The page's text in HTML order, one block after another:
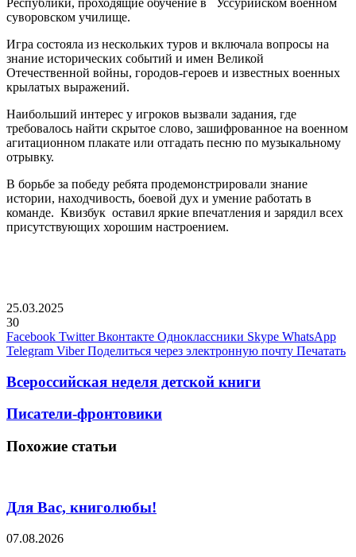
суворовском училище.
Игра состояла из нескольких туров и включала вопросы на
знание исторических событий и имен Великой
Отечественной войны, городов-героев и известных военных
крылатых выражений.
Наибольший интерес у игроков вызвали задания, где
требовалось найти скрытое слово, зашифрованное на военном
агитационном плакате или отгадать песню по музыкальному
отрывку.
В борьбе за победу ребята продемонстрировали знание
истории, находчивость, боевой дух и умение работать в
команде. Квизбук оставил яркие впечатления и зарядил всех
присутствующих хорошим настроением.
25.03.2025
30
Facebook Twitter Вконтакте Одноклассники Skype WhatsApp
Telegram Viber Поделиться через электронную почту Печатать
Всероссийская неделя детской книги
Писатели-фронтовики
Похожие статьи
Для Вас, книголюбы!
07.08.2026